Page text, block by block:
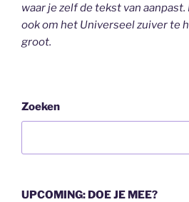
waar je zelf de tekst van
ook om het Universeel zuiver te
groot.
Zoeken
UPCOMING: DOE JE MEE?